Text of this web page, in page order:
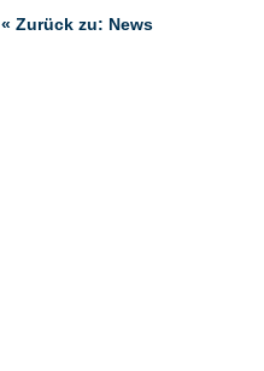
« Zurück zu: News